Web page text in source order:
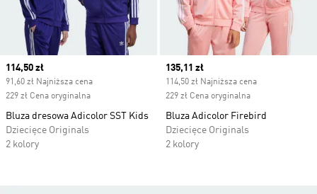
Current price
114,50 zł
91,60 zł Najniższa cena
229 zł Cena oryginalna
Bluza dresowa Adicolor SST Kids
Dziecięce Originals
2 kolory
Current price
135,11 zł
114,50 zł Najniższa cena
229 zł Cena oryginalna
Bluza Adicolor Firebird
Dziecięce Originals
2 kolory